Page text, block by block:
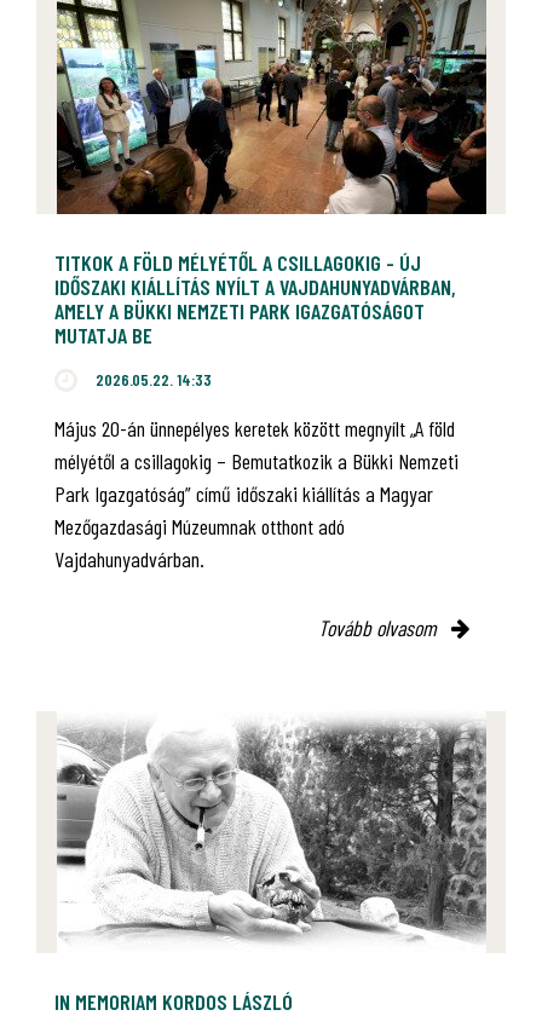
TITKOK A FÖLD MÉLYÉTŐL A CSILLAGOKIG - ÚJ
IDŐSZAKI KIÁLLÍTÁS NYÍLT A VAJDAHUNYADVÁRBAN,
AMELY A BÜKKI NEMZETI PARK IGAZGATÓSÁGOT
MUTATJA BE
2026.05.22. 14:33
Május 20-án ünnepélyes keretek között megnyílt „A föld
mélyétől a csillagokig – Bemutatkozik a Bükki Nemzeti
Park Igazgatóság” című időszaki kiállítás a Magyar
Mezőgazdasági Múzeumnak otthont adó
Vajdahunyadvárban.
Tovább olvasom
IN MEMORIAM KORDOS LÁSZLÓ